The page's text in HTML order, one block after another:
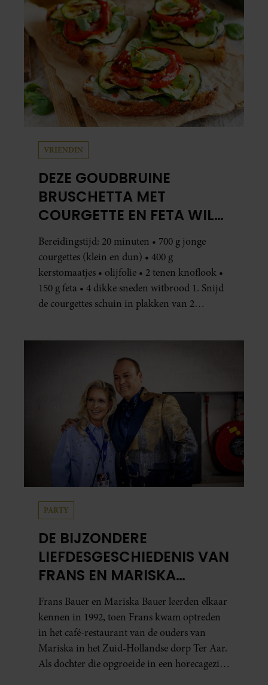
VRIENDIN
DEZE GOUDBRUINE
BRUSCHETTA MET
COURGETTE EN FETA WIL
JE METEEN MAKEN
Bereidingstijd: 20 minuten • 700 g jonge
courgettes (klein en dun) • 400 g
kerstomaatjes • olijfolie • 2 tenen knoflook •
150 g feta • 4 dikke sneden witbrood 1. Snijd
de courgettes schuin in plakken van 2
PARTY
DE BIJZONDERE
LIEFDESGESCHIEDENIS VAN
FRANS EN MARISKA
BAUER: OOK IN BED
ELKAARS EERSTE
Frans Bauer en Mariska Bauer leerden elkaar
kennen in 1992, toen Frans kwam optreden
in het café-restaurant van de ouders van
Mariska in het Zuid-Hollandse dorp Ter Aar.
Als dochter die opgroeide in een horecagezin